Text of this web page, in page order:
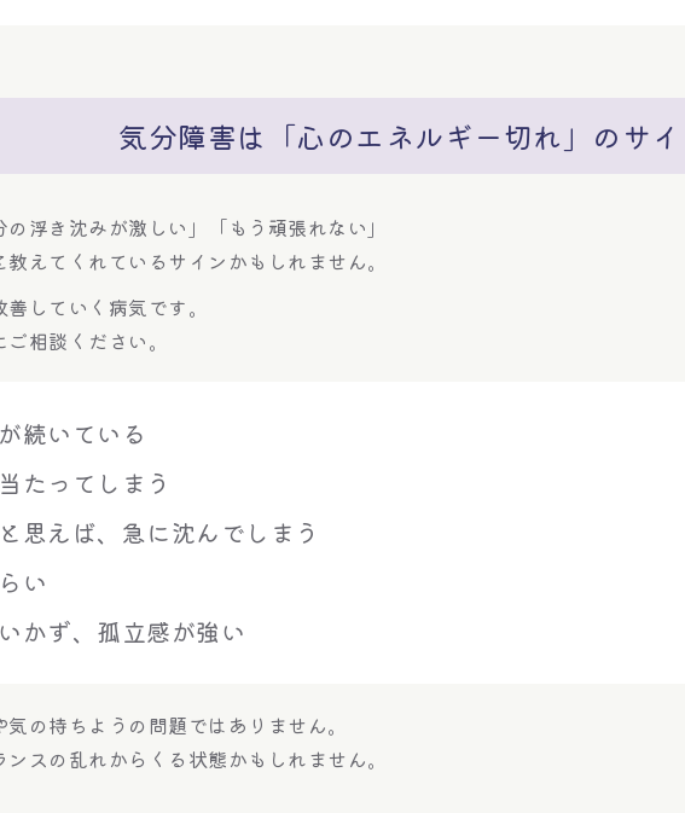
気分障害は「心のエネルギー切れ」のサ
浮き沈みが激しい」「もう頑張れない」
えてくれているサインかもしれません。
していく病気です。
相談ください。
続いている
たってしまう
思えば、急に沈んでしまう
い
かず、孤立感が強い
の持ちようの問題ではありません。
スの乱れからくる状態かもしれません。